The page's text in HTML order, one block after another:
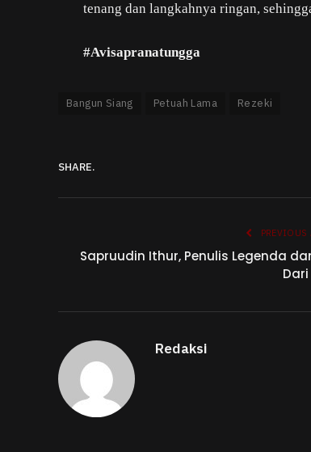
tenang dan langkahnya ringan,
#Avisapranatungga
Bangun Siang Petuah Lama Rezeki
SHARE.
PREVIOUS
Sapruudin Ithur, Penulis Legenda
Redaksi